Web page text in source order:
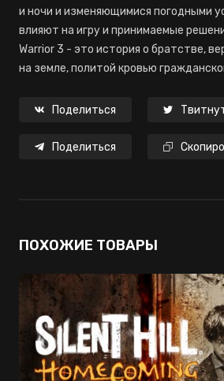
и ночи и изменяющимися погодными
влияют на игру и принимаемые
Warrior 3 - это история о братстве,
на земле, политой кровью
Поделиться
Поделиться
ПОХОЖИЕ ТОВАРЫ